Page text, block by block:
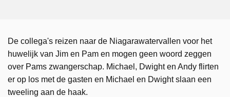
De collega's reizen naar de Niagarawatervallen voor het
huwelijk van Jim en Pam en mogen geen woord zeggen
over Pams zwangerschap. Michael, Dwight en Andy flirten
er op los met de gasten en Michael en Dwight slaan een
tweeling aan de haak.